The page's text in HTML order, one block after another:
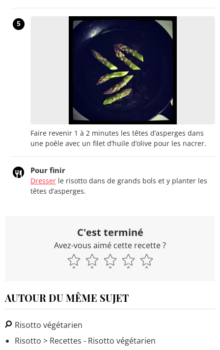
5
Faire revenir 1 à 2 minutes les têtes d’asperges dans
une poêle avec un filet d’huile d’olive pour les nacrer.
Pour finir
Dresser le risotto dans de grands bols et y planter les
têtes d’asperges.
C'est terminé
Avez-vous aimé cette recette ?
AUTOUR DU MÊME SUJET
Risotto végétarien
Risotto > Recettes - Risotto végétarien